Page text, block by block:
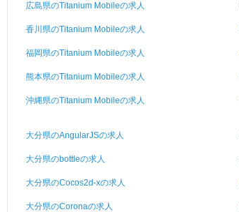
広島県のTitanium Mobileの求人
香川県のTitanium Mobileの求人
福岡県のTitanium Mobileの求人
熊本県のTitanium Mobileの求人
沖縄県のTitanium Mobileの求人
大分県のAngularJSの求人
大分県のbottleの求人
大分県のCocos2d-xの求人
大分県のCoronaの求人